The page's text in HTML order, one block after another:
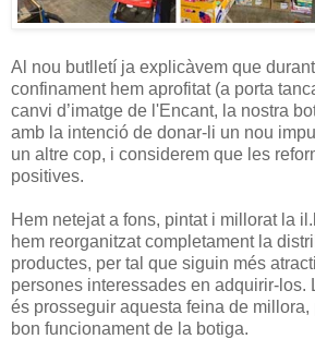
Al nou butlletí ja explicàvem que
confinament hem aprofitat (a porta
canvi d’imatge de l'Encant, la nostra
amb la intenció de donar-li un nou
un altre cop, i considerem que les
positives.
Hem netejat a fons, pintat i millorat la
hem reorganitzat completament la
productes, per tal que siguin més
persones interessades en adquirir-los.
és prosseguir aquesta feina de millora,
bon funcionament de la botiga.